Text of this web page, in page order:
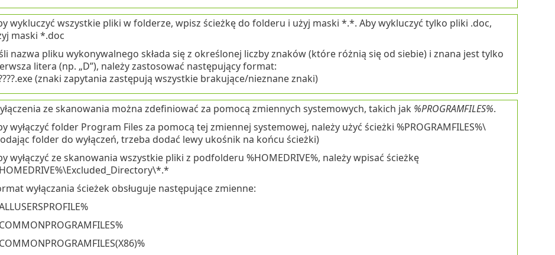
wykluczyć wszystkie pliki w folderze, wpisz ścieżkę do folderu i użyj maski *.*. Aby wykluczyć tylko pliki .doc,
maski *.doc
nazwa pliku wykonywalnego składa się z określonej liczby znaków (które różnią się od siebie) i znana jest tylko
litera (np. „D”), należy zastosować następujący format:
(znaki zapytania zastępują wszystkie brakujące/nieznane znaki)
ze skanowania można zdefiniować za pomocą zmiennych systemowych, takich jak %PROGRAMFILES%.
wyłączyć folder Program Files za pomocą tej zmiennej systemowej, należy użyć ścieżki %PROGRAMFILES%\
folder do wyłączeń, trzeba dodać lewy ukośnik na końcu ścieżki)
wyłączyć ze skanowania wszystkie pliki z podfolderu %HOMEDRIVE%, należy wpisać ścieżkę
wyłączania ścieżek obsługuje następujące zmienne: